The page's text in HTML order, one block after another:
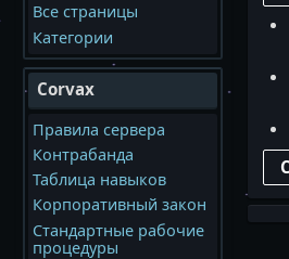
1
м
т
2
0
1
м
а
т
а
9
м
Все страницы
Категории
Corvax
Правила сервера
Контрабанда
Таблица навыков
Корпоративный закон
Стандартные рабочие
процедуры